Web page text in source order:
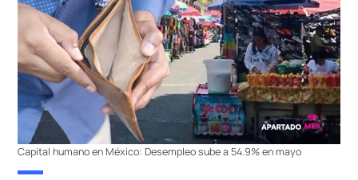
Capital humano en México: Desempleo sube a 54.9% en mayo